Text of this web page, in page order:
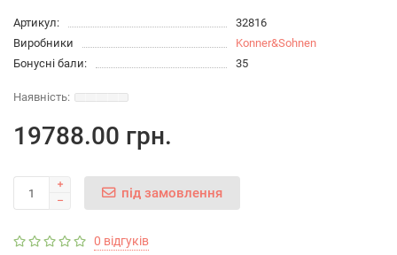
Артикул:
32816
Виробники
Konner&Sohnen
Бонусні бали:
35
19788.00 грн.
під замовлення
0 відгуків